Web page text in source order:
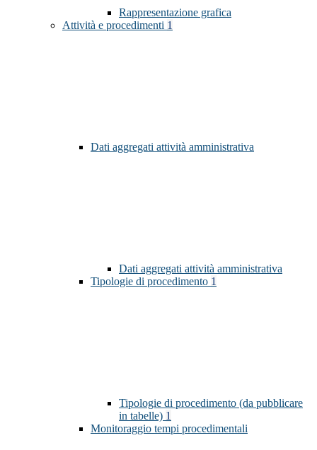
Rappresentazione grafica
Attività e procedimenti 1
Dati aggregati attività amministrativa
Dati aggregati attività amministrativa
Tipologie di procedimento 1
Tipologie di procedimento (da pubblicare
in tabelle) 1
Monitoraggio tempi procedimentali